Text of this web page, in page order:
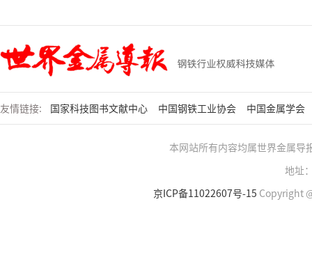
友情链接: 国家科技图书文献中心 中国钢铁工业协会 中国金属学会
本网站所有内容均属世界金属导
地址
京ICP备11022607号-15 Copyright